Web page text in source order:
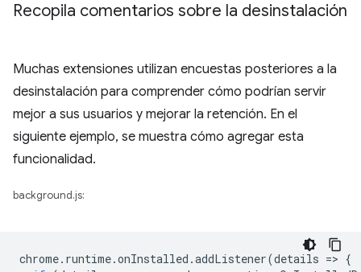
Recopila comentarios sobre la desinstalación
Muchas extensiones utilizan encuestas posteriores a la
desinstalación para comprender cómo podrían servir
mejor a sus usuarios y mejorar la retención. En el
siguiente ejemplo, se muestra cómo agregar esta
funcionalidad.
background.js:
chrome. runtime.onInstalled .addListener(details => {